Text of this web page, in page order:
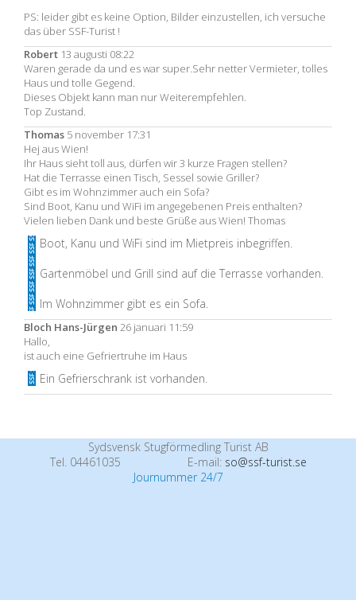
PS: leider gibt es keine Option, Bilder einzustellen, ich versuche
das über SSF-Turist !
Robert 13 augusti 08:22
Waren gerade da und es war super.Sehr netter Vermieter, tolles
Haus und tolle Gegend.
Dieses Objekt kann man nur Weiterempfehlen.
Top Zustand.
Thomas 5 november 17:31
Hej aus Wien!
Ihr Haus sieht toll aus, dürfen wir 3 kurze Fragen stellen?
Hat die Terrasse einen Tisch, Sessel sowie Griller?
Gibt es im Wohnzimmer auch ein Sofa?
Sind Boot, Kanu und WiFi im angegebenen Preis enthalten?
Vielen lieben Dank und beste Grüße aus Wien! Thomas
Boot, Kanu und WiFi sind im Mietpreis inbegriffen.
Gartenmöbel und Grill sind auf die Terrasse vorhanden.
Im Wohnzimmer gibt es ein Sofa.
Bloch Hans-Jürgen 26 januari 11:59
Hallo,
ist auch eine Gefriertruhe im Haus
Ein Gefrierschrank ist vorhanden.
Sydsvensk Stugförmedling Turist AB
Tel. 04461035
E-mail: so@ssf-turist.se
Journummer 24/7